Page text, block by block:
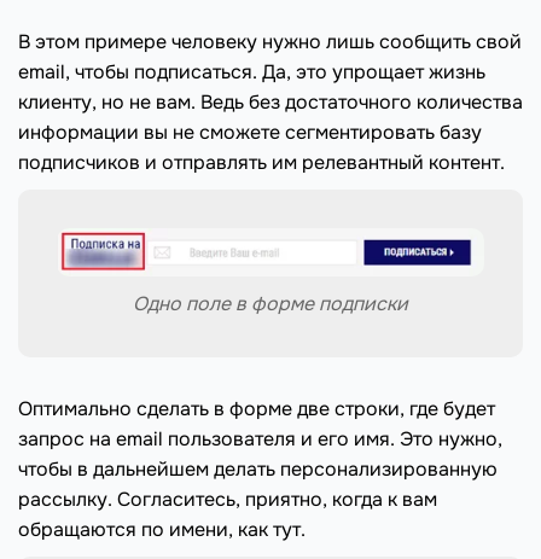
В этом примере человеку нужно лишь сообщить свой
email, чтобы подписаться. Да, это упрощает жизнь
клиенту, но не вам. Ведь без достаточного количества
информации вы не сможете сегментировать базу
подписчиков и отправлять им релевантный контент.
Одно поле в форме подписки
Оптимально сделать в форме две строки, где будет
запрос на email пользователя и его имя. Это нужно,
чтобы в дальнейшем делать персонализированную
рассылку. Согласитесь, приятно, когда к вам
обращаются по имени, как тут.